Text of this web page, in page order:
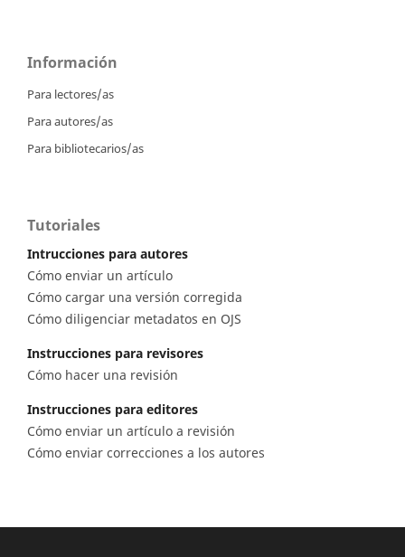
Información
Para lectores/as
Para autores/as
Para bibliotecarios/as
Tutoriales
Intrucciones para autores
Cómo enviar un artículo
Cómo cargar una versión corregida
Cómo diligenciar metadatos en OJS
Instrucciones para revisores
Cómo hacer una revisión
Instrucciones para editores
Cómo enviar un artículo a revisión
Cómo enviar correcciones a los autores